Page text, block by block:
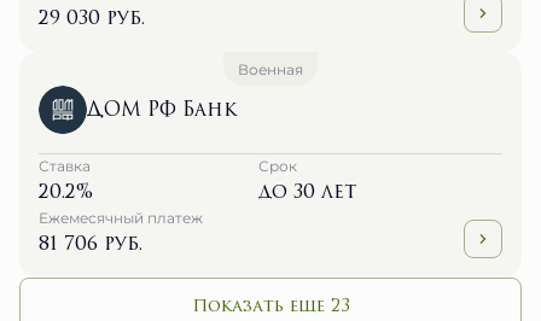
Ставка
20.2% до 30 лет
Ежемесячный платеж
81 706 руб.